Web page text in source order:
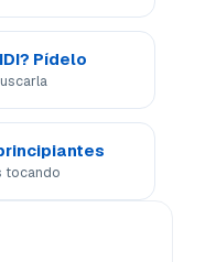
Pídelo
tocando